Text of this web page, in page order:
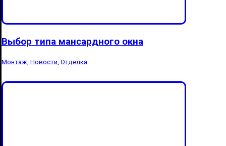
Выбор типа мансардного окна
Монтаж Новости Отделка